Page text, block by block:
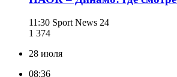
11:30 Sport News 24
1 374
28 июля
08:36